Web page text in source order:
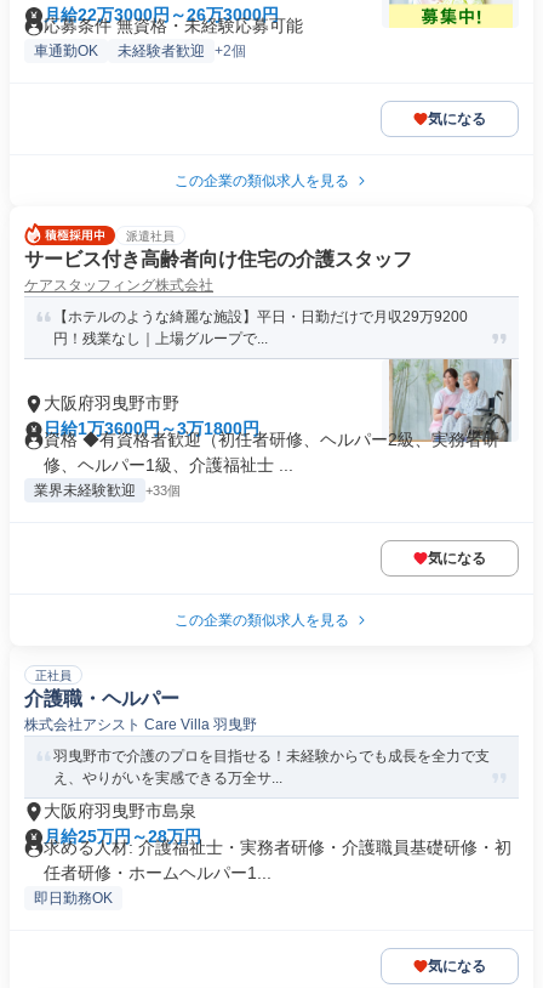
月給22万3000円～26万3000円
応募条件 無資格・未経験応募可能
車通勤OK 未経験者歓迎 +2個
気になる
この企業の類似求人を見る
派遣社員
サービス付き高齢者向け住宅の介護スタッフ
ケアスタッフィング株式会社
【ホテルのような綺麗な施設】平日・日勤だけで月収29万9200
円！残業なし｜上場グループで...
大阪府羽曳野市野
日給1万3600円～3万1800円
資格 ◆有資格者歓迎（初任者研修、ヘルパー2級、実務者研
修、ヘルパー1級、介護福祉士 ...
業界未経験歓迎 +33個
気になる
この企業の類似求人を見る
正社員
介護職・ヘルパー
株式会社アシスト Care Villa 羽曳野
羽曳野市で介護のプロを目指せる！未経験からでも成長を全力で支
え、やりがいを実感できる万全サ...
大阪府羽曳野市島泉
月給25万円～28万円
求める人材: 介護福祉士・実務者研修・介護職員基礎研修・初
任者研修・ホームヘルパー1...
即日勤務OK
気になる